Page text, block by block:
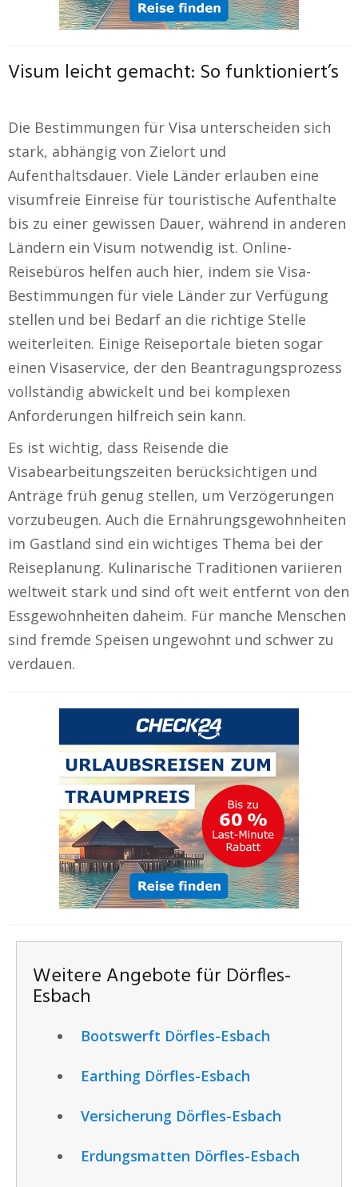
Visum leicht gemacht: So funktioniert’s
Die Bestimmungen für Visa unterscheiden sich
stark, abhängig von Zielort und
Aufenthaltsdauer. Viele Länder erlauben eine
visumfreie Einreise für touristische Aufenthalte
bis zu einer gewissen Dauer, während in anderen
Ländern ein Visum notwendig ist. Online-
Reisebüros helfen auch hier, indem sie Visa-
Bestimmungen für viele Länder zur Verfügung
stellen und bei Bedarf an die richtige Stelle
weiterleiten. Einige Reiseportale bieten sogar
einen Visaservice, der den Beantragungsprozess
vollständig abwickelt und bei komplexen
Anforderungen hilfreich sein kann.
Es ist wichtig, dass Reisende die
Visabearbeitungszeiten berücksichtigen und
Anträge früh genug stellen, um Verzögerungen
vorzubeugen. Auch die Ernährungsgewohnheiten
im Gastland sind ein wichtiges Thema bei der
Reiseplanung. Kulinarische Traditionen variieren
weltweit stark und sind oft weit entfernt von den
Essgewohnheiten daheim. Für manche Menschen
sind fremde Speisen ungewohnt und schwer zu
verdauen.
Weitere Angebote für Dörfles-
Esbach
Bootswerft Dörfles-Esbach
Earthing Dörfles-Esbach
Versicherung Dörfles-Esbach
Erdungsmatten Dörfles-Esbach